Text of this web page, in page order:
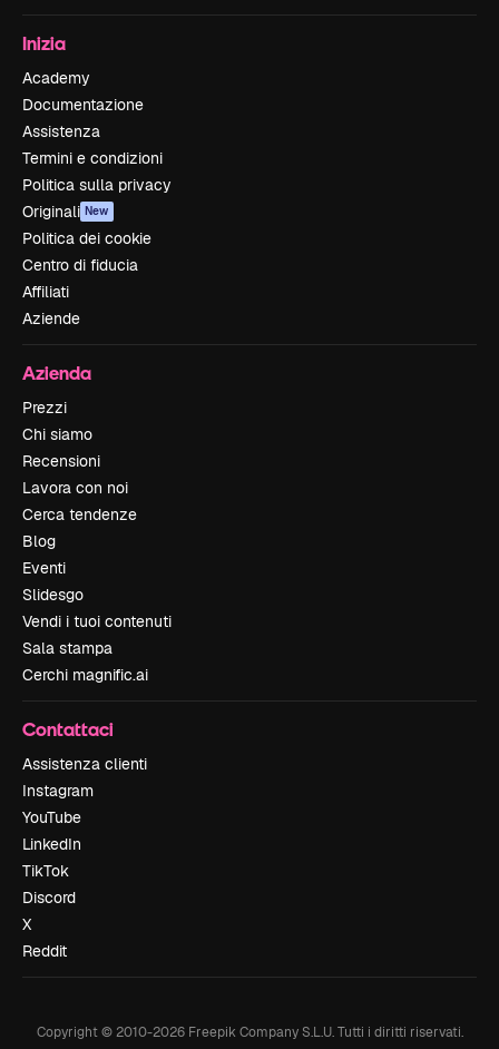
Inizia
Academy
Documentazione
Assistenza
Termini e condizioni
Politica sulla privacy
Originali New
Politica dei cookie
Centro di fiducia
Affiliati
Aziende
Azienda
Prezzi
Chi siamo
Recensioni
Lavora con noi
Cerca tendenze
Blog
Eventi
Slidesgo
Vendi i tuoi contenuti
Sala stampa
Cerchi magnific.ai
Contattaci
Assistenza clienti
Instagram
YouTube
LinkedIn
TikTok
Discord
X
Reddit
Copyright © 2010-2026Freepik Company S.L.U. Tutti i diritti riservati.